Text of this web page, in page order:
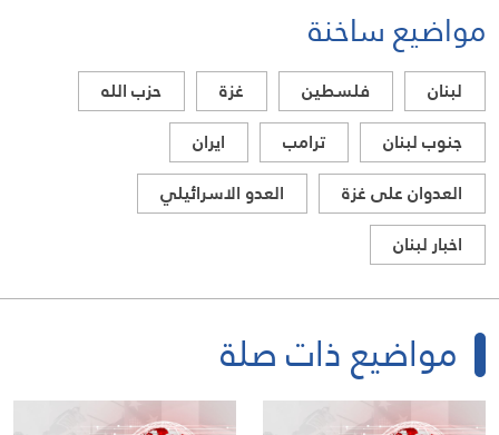
مواضيع ساخنة
لبنان فلسطين غزة
حزب الله
جنوب لبنان
ترامب
ايران
العدوان على غزة
العدو الاسرائيلي
اخبار لبنان
مواضيع ذات صلة